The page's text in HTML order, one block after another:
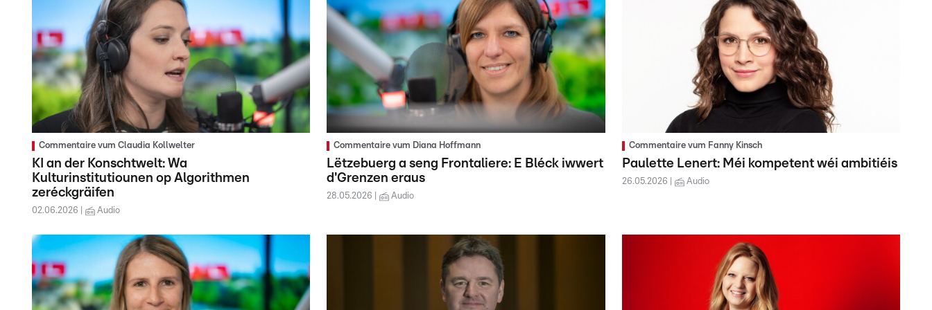
Commentaire vum Claudia Kollwelter
KI an der Konschtwelt: Wa
Kulturinstitutiounen op Algorithmen
zeréckgräifen
02.06.2026 Audio
Commentaire vum Diana Hoffmann
Lëtzebuerg a seng Frontaliere: E Bléck iwwert
d'Grenzen eraus
28.05.2026 Audio
Commentaire vum Fanny Kinsch
Paulette Lenert: Méi kompetent wéi ambitiéis
26.05.2026 Audio